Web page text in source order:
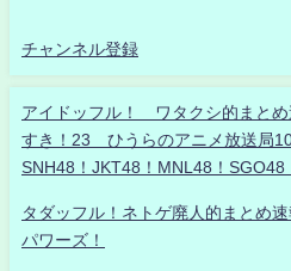
チャンネル登録
アイドッフル！ ワタクシ的まと
すき！23 ひうらのアニメ放送局
SNH48！JKT48！MNL48！
タダッフル！ネトゲ廃人的まとめ
パワーズ！